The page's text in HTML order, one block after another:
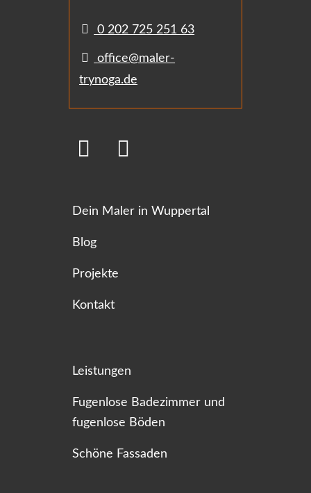
0 202 725 251 63
office@maler-
trynoga.de
Dein Maler in Wuppertal
Blog
Projekte
Kontakt
Leistungen
Fugenlose Badezimmer und
fugenlose Böden
Schöne Fassaden